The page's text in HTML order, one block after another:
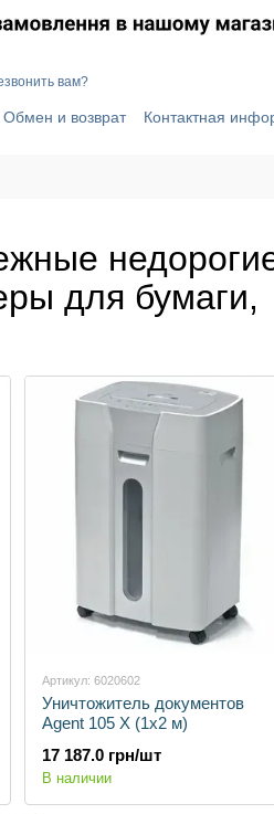
вам?
Обмен и возврат Контактная
для бумаги,
Артикул: 6020602
Уничтожитель документов
Agent 105 X (1x2 м)
17 187.0 грн/шт
В наличии